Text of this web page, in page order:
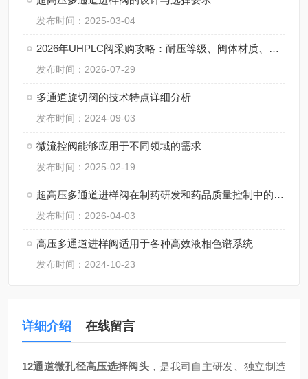
发布时间：2025-03-04
2026年UHPLC阀采购攻略：耐压等级、阀体材质、流路设计三维评估
发布时间：2026-07-29
多通道旋切阀的技术特点详细分析
发布时间：2024-09-03
微流控阀能够应用于不同领域的需求
发布时间：2025-02-19
超高压多通道进样阀在制药研发和药品质量控制中的应用
发布时间：2026-04-03
高压多通道进样阀适用于各种高效液相色谱系统
发布时间：2024-10-23
详细介绍 在线留言
12通道微孔径高压选择阀头 ，是我司自主研发、独立制造